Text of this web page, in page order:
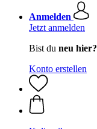
Anmelden
Jetzt anmelden
Bist du neu hier?
Konto erstellen